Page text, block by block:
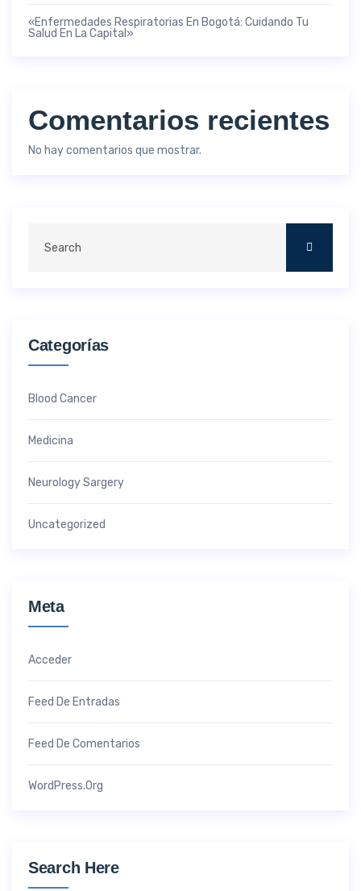
«Enfermedades Respiratorias En Bogotá: Cuidando Tu
Salud En La Capital»
Comentarios recientes
No hay comentarios que mostrar.
Categorías
Blood Cancer
Medicina
Neurology Sargery
Uncategorized
Meta
Acceder
Feed De Entradas
Feed De Comentarios
WordPress.org
Search Here